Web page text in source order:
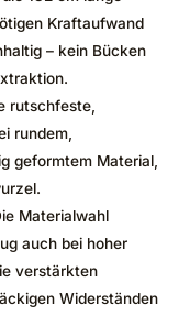
Kraftaufwand
– kein Bücken
rutschfeste,
rundem,
geformtem Material,
Materialwahl
auch bei hoher
verstärkten
Widerständen